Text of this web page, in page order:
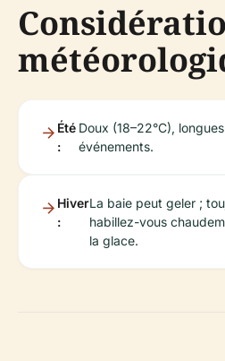
Été
:
Doux (18–22°C),
événements.
Hiver
:
La baie peut geler ;
habillez-vous
la glace.